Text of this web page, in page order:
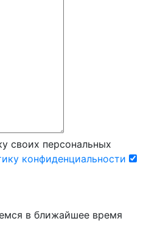
своих персональных
конфиденциальности
в ближайшее время